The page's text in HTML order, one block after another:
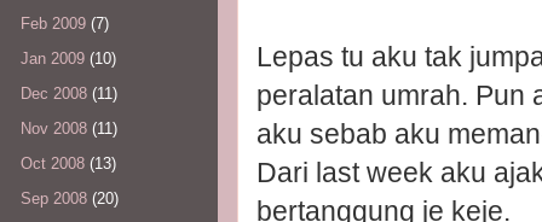
Lepas tu aku tak
peralatan umrah. Pun
aku sebab aku
Dari last week aku
bertanggung je keje.
Feb 2009 (7)
Jan 2009 (10)
Dec 2008 (11)
Nov 2008 (11)
Oct 2008 (13)
Sep 2008 (20)